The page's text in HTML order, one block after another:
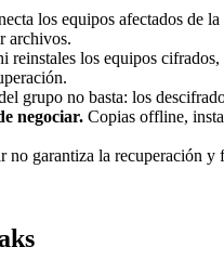
los equipos afectados de
archivos.
reinstales los equipos
grupo no basta: los
negociar. Copias offline,
no garantiza la recuperación y